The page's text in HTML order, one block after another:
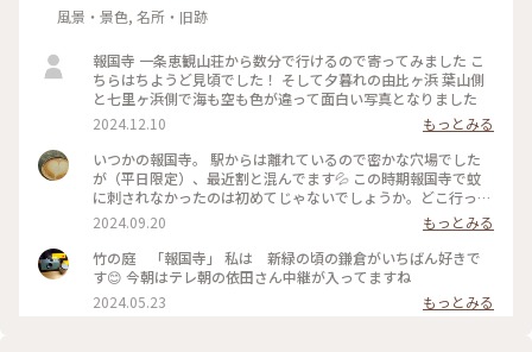
風景・景色, 名所・旧跡
報国寺 一条恵観山荘から数分で行けるので寄ってみました こ
ちらはちようど見頃でした！ そして夕暮れの由比ヶ浜 葉山側
と七里ヶ浜側で海も空も色が違って面白い写真となりました
2024.12.10
もっとみる
いつかの報国寺。 駅からは離れているので密かな穴場でした
が（平日限定）、最近割と混んでます💦 この時期報国寺で蚊
に刺されなかったのは初めてじゃないでしょうか。どこ行っ
た〜🦟 #ことりっぷ旅2024 #鎌倉
2024.09.20
もっとみる
竹の庭 「報国寺」 私は 新緑の頃の鎌倉がいちばん好きで
す😊 今朝はテレ朝の依田さん中継が入ってますね
2024.05.23
もっとみる